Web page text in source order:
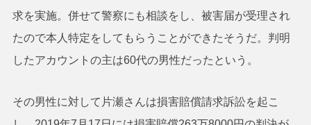
求を実施。併せて警察にも相談をし、被害届が受理され
たので本人特定をしてもらうことができたそうだ。判明
したアカウントの主は60代の男性だったという。
その男性に対して片瀬さんは損害賠償請求訴訟を起こ